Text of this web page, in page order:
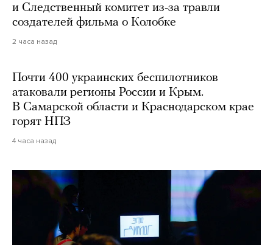
и Следственный комитет из-за травли
создателей фильма о Колобке
2 часа назад
Почти 400 украинских беспилотников
атаковали регионы России и Крым.
В Самарской области и Краснодарском крае
горят НПЗ
4 часа назад